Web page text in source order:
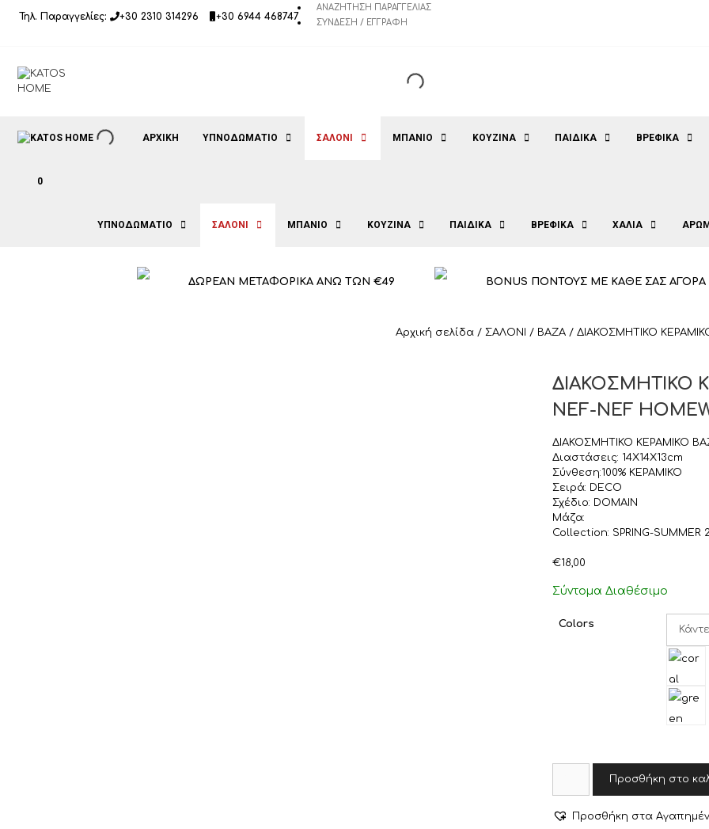
Τηλ. Παραγγελίες: +30 2310 314296 +30 6944 468747
ΑΝΑΖΉΤΗΣΗ ΠΑΡΑΓΓΕΛΊΑΣ
ΣΎΝΔΕΣΗ / ΕΓΓΡΑΦΉ
ΑΡΧΙΚΉ ΥΠΝΟΔΩΜΑΤΙΟ ΣΑΛΟΝΙ ΜΠΑΝΙΟ ΚΟΥΖΙΝΑ ΠΑΙΔΙΚΑ ΒΡΕΦΙΚΑ
0
ΥΠΝΟΔΩΜΑΤΙΟ ΣΑΛΟΝΙ ΜΠΑΝΙΟ ΚΟΥΖΙΝΑ ΠΑΙΔΙΚΑ ΒΡΕΦΙΚΑ ΧΑΛΙΑ
ΔΩΡΕΑΝ ΜΕΤΑΦΟΡΙΚΑ ΑΝΩ ΤΩΝ €49 BONUS ΠΟΝΤΟΥΣ ΜΕ ΚΑΘΕ ΣΑΣ ΑΓΟΡΑ
Αρχική σελίδα / ΣΑΛΟΝΙ / ΒΑΖΑ / ΔΙΑΚΟΣΜΗΤΙΚΟ ΚΕΡΑΜΙΚΟ
ΔΙΑΚΟΣΜΗΤΙΚΟ
NEF-NEF
ΔΙΑΚΟΣΜΗΤΙΚΟ ΚΕΡΑΜΙΚΟ
Διαστάσεις: 14X14X13cm
Σύνθεση:100% ΚΕΡΑΜΙΚΟ
Σειρά: DECO
Σχέδιο: DOMAIN
Μάζα:
Collection: SPRING-SUMMER
€18,00
Σύντομα Διαθέσιμο
Colors
ΒΑΖΟ
DOMAIN
Προσθήκη στο
Προσθήκη στα